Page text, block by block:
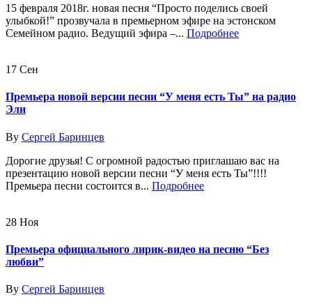
15 февраля 2018г. новая песня “Просто поделись своей
улыбкой!” прозвучала в премьерном эфире на эстонском
Семейном радио. Ведущий эфира –... Подробнее
17 Сен
Премьера новой версии песни “У меня есть Ты” на радио
Эли
By Сергей Баринцев
Дорогие друзья! С огромной радостью приглашаю вас на
презентацию новой версии песни “У меня есть Ты”!!!!
Премьера песни состоится в... Подробнее
28 Ноя
Премьера официального лирик-видео на песню “Без
любви”
By Сергей Баринцев